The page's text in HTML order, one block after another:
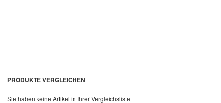
PRODUKTE VERGLEICHEN
Sie haben keine Artikel in Ihrer Vergleichsliste